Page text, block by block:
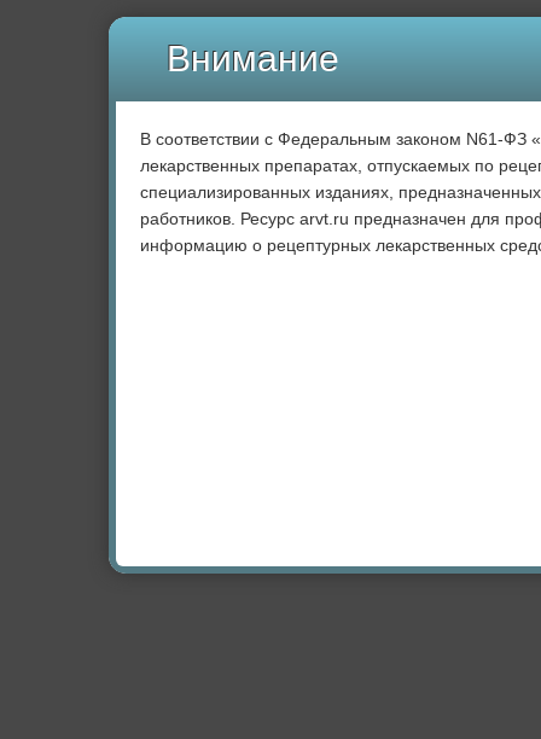
В соответствии с Федеральным законом N61-
лекарственных препаратах, отпускаемых по
специализированных изданиях,
работников. Ресурс arvt.ru предназначен для
информацию о рецептурных лекарственных
Внимание